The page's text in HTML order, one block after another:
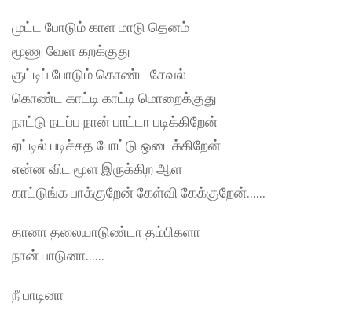
முட்ட போடும் காள மாடு தெனம்
மூணு வேள கறக்குது
குட்டிப் போடும் கொண்ட சேவல்
கொண்ட காட்டி காட்டி மொறைக்குது
நாட்டு நடப்ப நான் பாட்டா படிக்கிறேன்
ஏட்டில் படிச்சத போட்டு ஒடைக்கிறேன்
என்ன விட மூள இருக்கிற ஆள
காட்டுங்க பாக்குறேன் கேள்வி கேக்குறேன்……
தானா தலையாடுண்டா தம்பிகளா
நான் பாடுனா……
நீ பாடினா